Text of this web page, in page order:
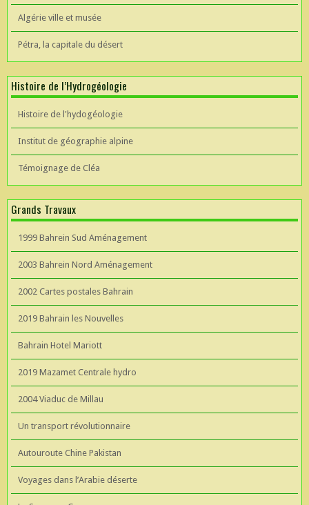
Algérie ville et musée
Pétra, la capitale du désert
Histoire de l’Hydrogéologie
Histoire de l'hydogéologie
Institut de géographie alpine
Témoignage de Cléa
Grands Travaux
1999 Bahrein Sud Aménagement
2003 Bahrein Nord Aménagement
2002 Cartes postales Bahrain
2019 Bahrain les Nouvelles
Bahrain Hotel Mariott
2019 Mazamet Centrale hydro
2004 Viaduc de Millau
Un transport révolutionnaire
Autouroute Chine Pakistan
Voyages dans l’Arabie déserte